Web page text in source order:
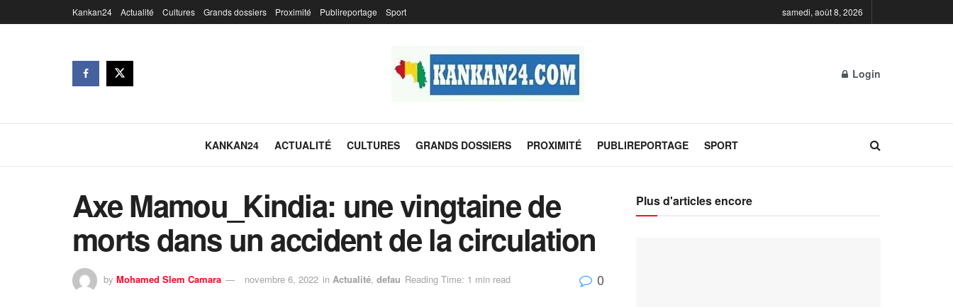
Kankan24 Actualité Cultures Grands dossiers Proximité Publireportage Sport samedi, août 8, 2026
Login
KANKAN24 ACTUALITÉ CULTURES GRANDS DOSSIERS PROXIMITÉ PUBLIREPORTAGE SPORT
Axe Mamou_Kindia: une vingtaine de
morts dans un accident de la circulation
by Mohamed Slem Camara novembre 6, 2022 in Actualité, defau Reading Time: 1 min read 0
Plus d'articles encore